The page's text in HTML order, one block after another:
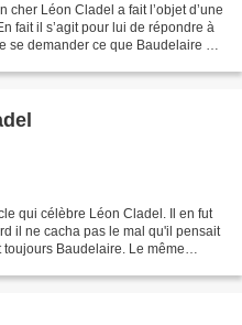
Léon Cladel a fait l’objet d’une
fait il s’agit pour lui de répondre à
se demander ce que Baudelaire est
qui célèbre Léon Cladel. Il en fut
il ne cacha pas le mal qu'il pensait
Baudelaire. Le même